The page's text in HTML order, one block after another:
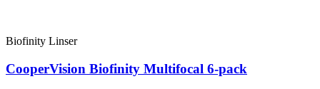
Biofinity Linser
CooperVision Biofinity Multifocal 6-pack